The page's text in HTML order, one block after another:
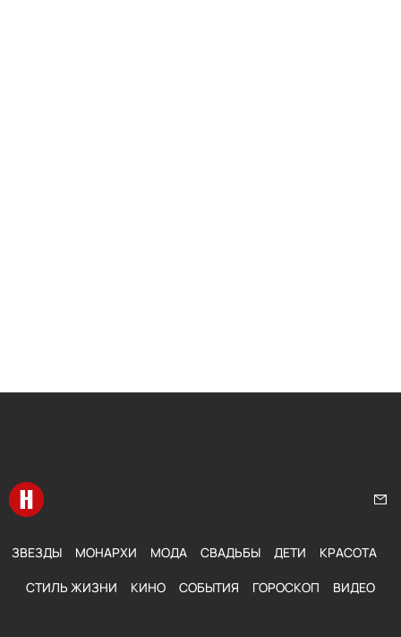
Перейти на главную
ЗВЕЗДЫ МОНАРХИ МОДА СВАДЬБЫ ДЕТИ КРАСОТА
СТИЛЬ ЖИЗНИ КИНО СОБЫТИЯ ГОРОСКОП ВИДЕО